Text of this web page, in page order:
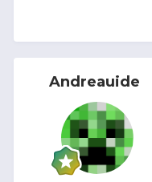
Andreauide